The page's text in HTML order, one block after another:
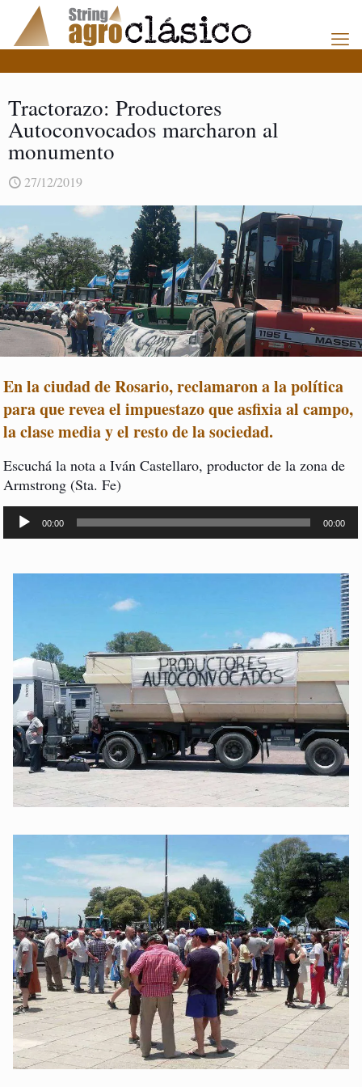
Tractorazo: Productores
Autoconvocados marcharon al
monumento
27/12/2019
En la ciudad de Rosario, reclamaron a la política
para que revea el impuestazo que asfixia al campo,
la clase media y el resto de la sociedad.
Escuchá la nota a Iván Castellaro, productor de la zona de
Armstrong (Sta. Fe)
Reproductor
audio
00:00 00:00